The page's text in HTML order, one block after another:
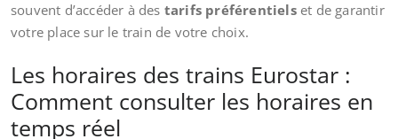
souvent d’accéder à des tarifs préférentielset de garantir
votre place sur le train de votre choix.
Les horaires des trains Eurostar :
Comment consulter les horaires en
temps réel